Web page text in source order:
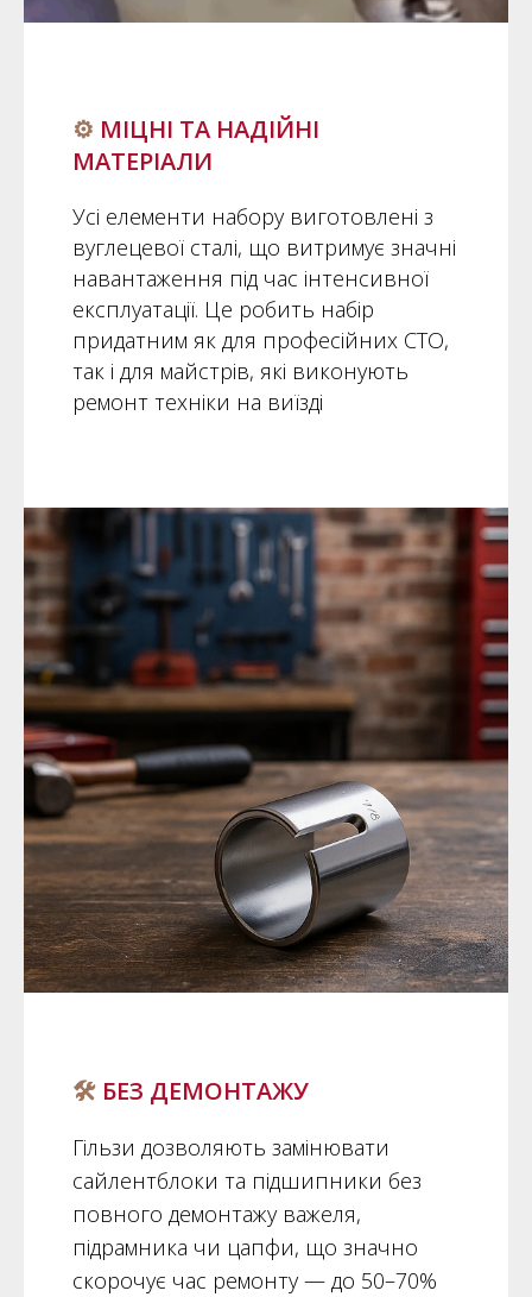
⚙️ МІЦНІ ТА НАДІЙНІ
МАТЕРІАЛИ
Усі елементи набору виготовлені з
вуглецевої сталі, що витримує значні
навантаження під час інтенсивної
експлуатації. Це робить набір
придатним як для професійних СТО,
так і для майстрів, які виконують
ремонт техніки на виїзді
🛠️ БЕЗ ДЕМОНТАЖУ
Гільзи дозволяють замінювати
сайлентблоки та підшипники без
повного демонтажу важеля,
підрамника чи цапфи, що значно
скорочує час ремонту — до 50–70%